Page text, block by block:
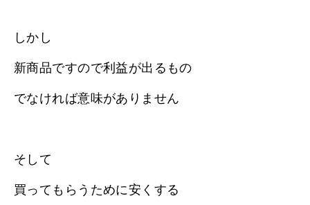
しかし
新商品ですので利益が出るもの
でなければ意味がありません
そして
買ってもらうために安くする